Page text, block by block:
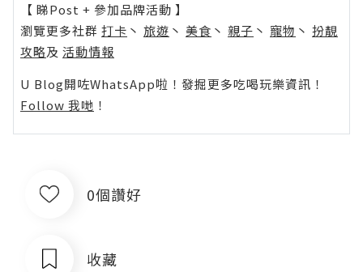
【 睇Post + 參加品牌活動 】
瀏覽更多社群 打卡 丶 旅遊 丶 美食 丶 親子 丶 寵物 丶 扮靚
攻略及 活動情報
U Blog開咗WhatsApp啦！發掘更多吃喝玩樂資訊！
Follow 我哋 ！
0個讚好
收藏